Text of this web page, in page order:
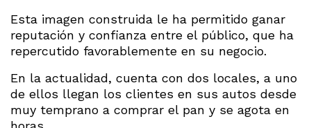
Esta imagen construida le ha permitido ganar
reputación y confianza entre el público, que ha
repercutido favorablemente en su negocio.
En la actualidad, cuenta con dos locales, a uno
de ellos llegan los clientes en sus autos desde
muy temprano a comprar el pan y se agota en